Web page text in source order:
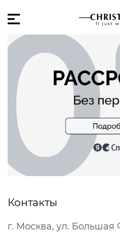
Контакты
г. Москва, ул. Большая